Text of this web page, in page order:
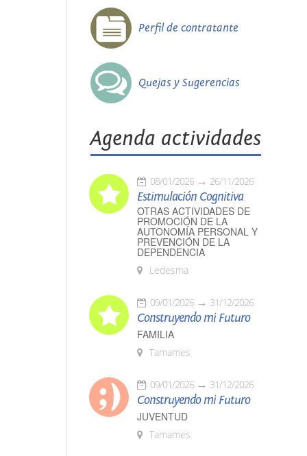
Perfil de contratante
Quejas y Sugerencias
Agenda actividades
08/01/2026 26/11/2026
Estimulación Cognitiva
OTRAS ACTIVIDADES DE
PROMOCIÓN DE LA
AUTONOMÍA PERSONAL Y
PREVENCIÓN DE LA
DEPENDENCIA
Ledesma
09/01/2026 31/12/2026
Construyendo mi Futuro
FAMILIA
Tamames
09/01/2026 31/12/2026
Construyendo mi Futuro
JUVENTUD
Tamames